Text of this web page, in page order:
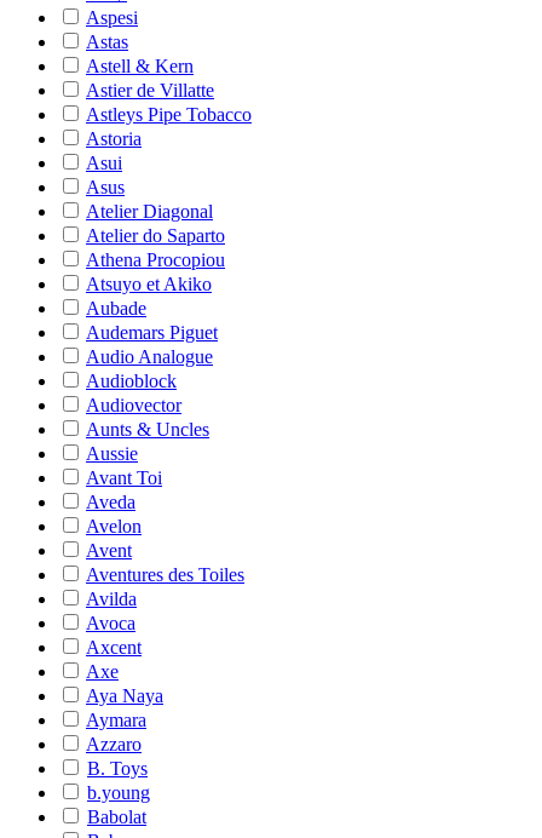
Aspesi
Astas
Astell & Kern
Astier de Villatte
Astleys Pipe Tobacco
Astoria
Asui
Asus
Atelier Diagonal
Atelier do Saparto
Athena Procopiou
Atsuyo et Akiko
Aubade
Audemars Piguet
Audio Analogue
Audioblock
Audiovector
Aunts & Uncles
Aussie
Avant Toi
Aveda
Avelon
Avent
Aventures des Toiles
Avilda
Avoca
Axcent
Axe
Aya Naya
Aymara
Azzaro
B. Toys
b.young
Babolat